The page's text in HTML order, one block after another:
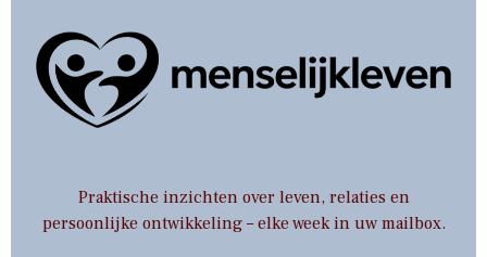
Praktische inzichten over leven, relaties en
persoonlijke ontwikkeling – elke week in uw mailbox.